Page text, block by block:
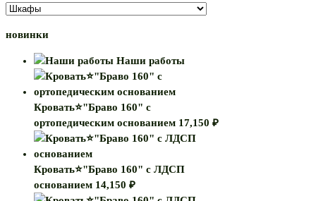
новинки
Наши работы
Кровать⭐"Браво 160" с
ортопедическим основанием 17,150 ₽
Кровать⭐"Браво 160" с ЛДСП
основанием 14,150 ₽